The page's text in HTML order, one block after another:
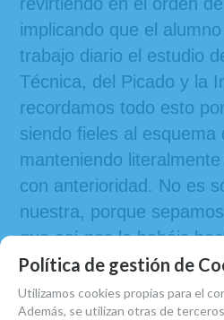
implicando que el
trabajo diario el estudio
Técnica, del Picado y la
recordamos todo esto
siendo fieles al esquema
manteniendo
con anterioridad. No es
nuestra, porque
que así nos lo habéis
vuestra felicitación
con nuestro primer libro.
iniciamos al alumno en
Política de gestión de
Utilizamos cookies propias para el
Además, se utilizan otras de